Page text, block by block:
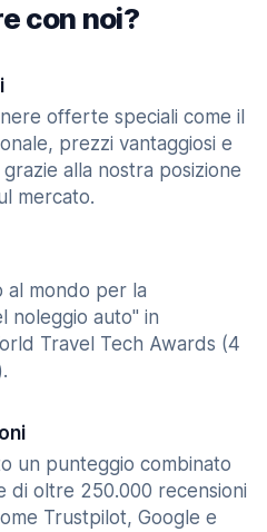
con noi?
offerte speciali come il
prezzi vantaggiosi e
alla nostra posizione
mercato.
al mondo per la
noleggio auto" in
Travel Tech Awards (4
un punteggio combinato
di oltre 250.000 recensioni
Trustpilot, Google e